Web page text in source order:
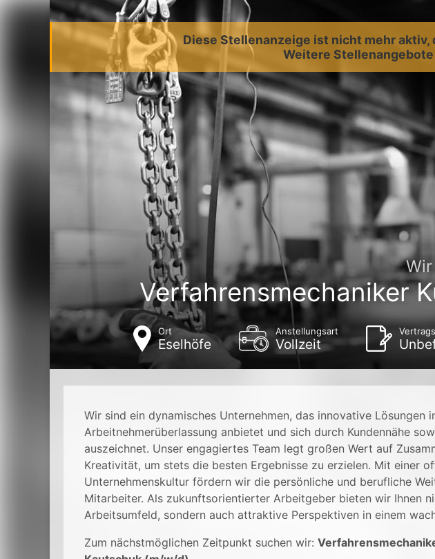
Diese Stellenanzeige ist nicht mehr
Weitere
Verfahrensmechaniker
Ort
Eselhöfe
Anstellungsart
Vollzeit
Wir sind ein dynamisches Unternehmen, das innovative Lösungen
Arbeitnehmerüberlassung anbietet und sich durch Kundennähe
auszeichnet. Unser engagiertes Team legt großen Wert auf
Kreativität, um stets die besten Ergebnisse zu erzielen. Mit einer
Unternehmenskultur fördern wir die persönliche und berufliche
Mitarbeiter. Als zukunftsorientierter Arbeitgeber bieten wir Ihnen
Arbeitsumfeld, sondern auch attraktive Perspektiven in einem
Zum nächstmöglichen Zeitpunkt suchen wir: